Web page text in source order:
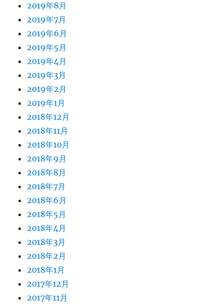
2019年8月
2019年7月
2019年6月
2019年5月
2019年4月
2019年3月
2019年2月
2019年1月
2018年12月
2018年11月
2018年10月
2018年9月
2018年8月
2018年7月
2018年6月
2018年5月
2018年4月
2018年3月
2018年2月
2018年1月
2017年12月
2017年11月